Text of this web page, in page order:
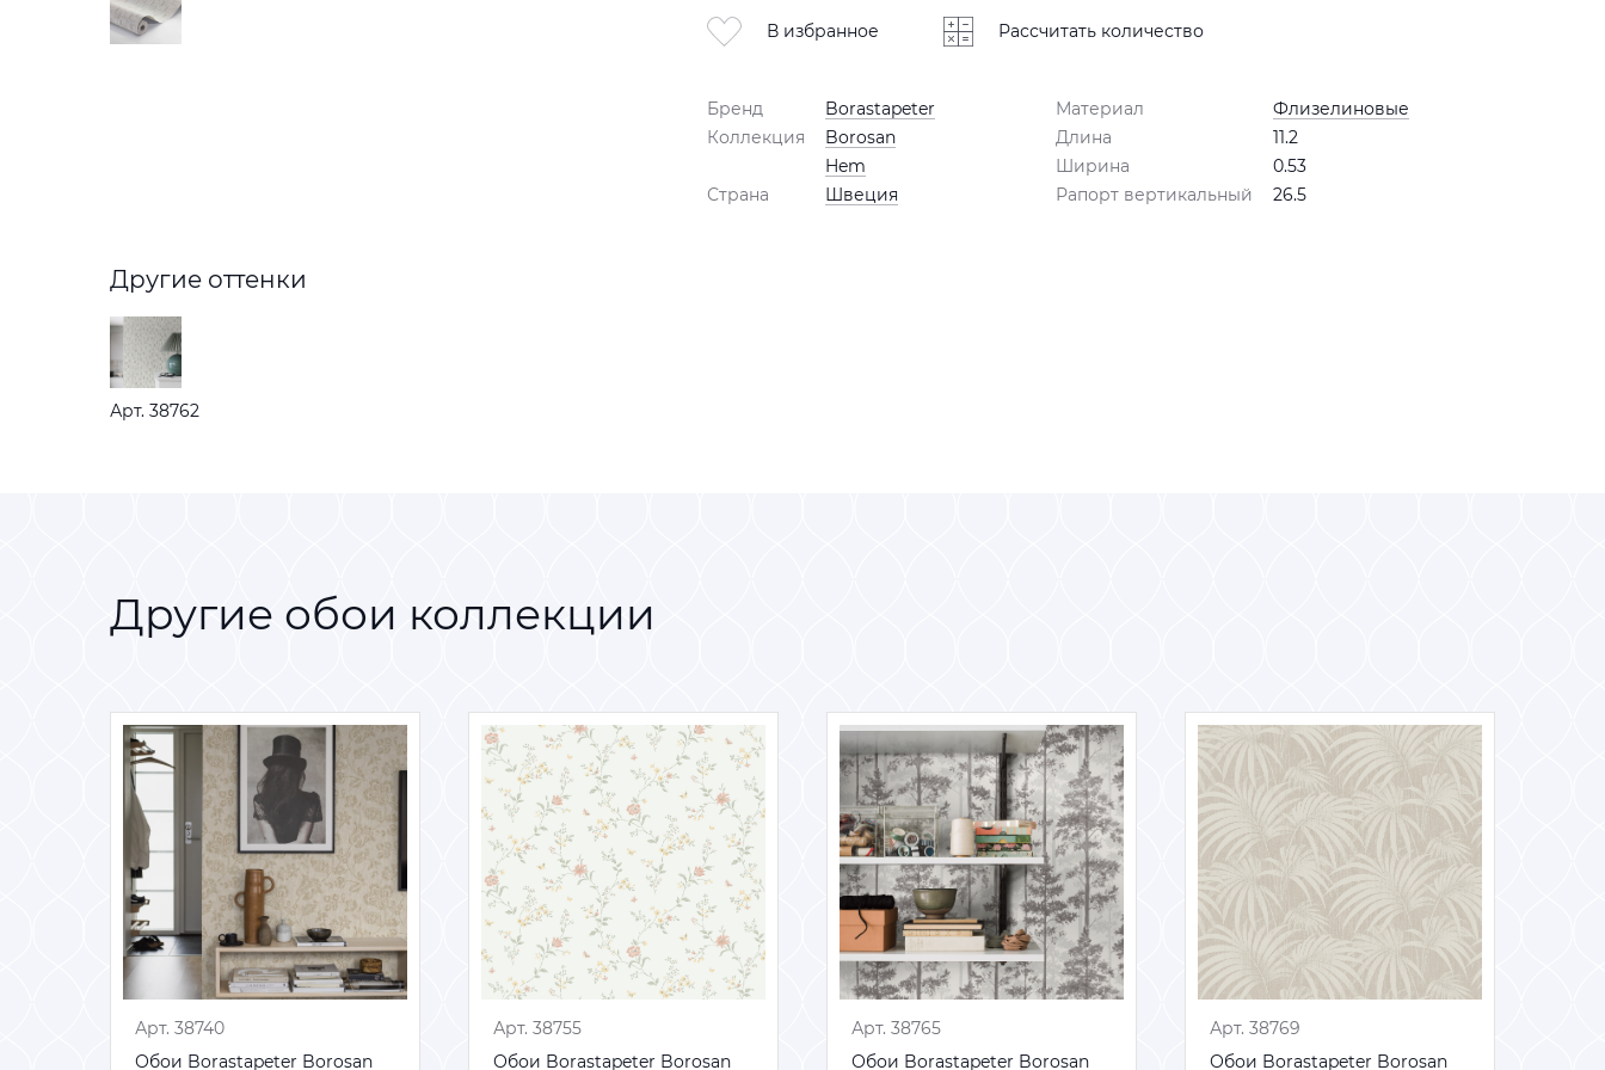
В избранное Рассчитать количество
Бренд
Borastapeter
Коллекция
Borosan
Hem
Страна
Швеция
Материал
Флизелиновые
Длина
11.2
Ширина
0.53
Рапорт вертикальный
26.5
Другие оттенки
Арт. 38762
Другие обои коллекции
Арт. 38740
Обои Borastapeter Borosan
Арт. 38740
Обои Borastapeter Borosan
Арт. 38755
Обои Borastapeter Borosan
Арт. 38755
Обои Borastapeter Borosan
Арт. 38765
Обои Borastapeter Borosan
Арт. 38765
Обои Borastapeter Borosan
Арт. 38769
Обои Borastapeter Borosan
Арт. 38769
Обои Borastapeter Borosan